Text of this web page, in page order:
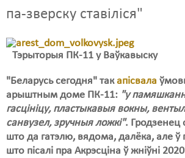
па-зверску ставіліся"
Тэрыторыя ПК-11 у Ваўкавыску
"Беларусь сегодня" такапісвала
арыштным доме ПК-11: "у
гасцініцу, пластыкавыя вокны,
санвузел, зручныя ложкі". Гродзенец
што да гатэлю, вядома, далёка, але ў
што пісалі пра Акрэсціна ў жніўні